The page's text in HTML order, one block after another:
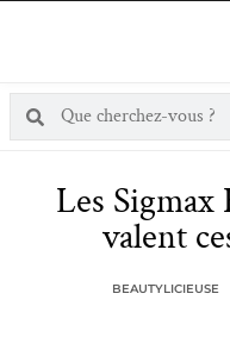
Les
valent
BEAUTYLICIEUSE